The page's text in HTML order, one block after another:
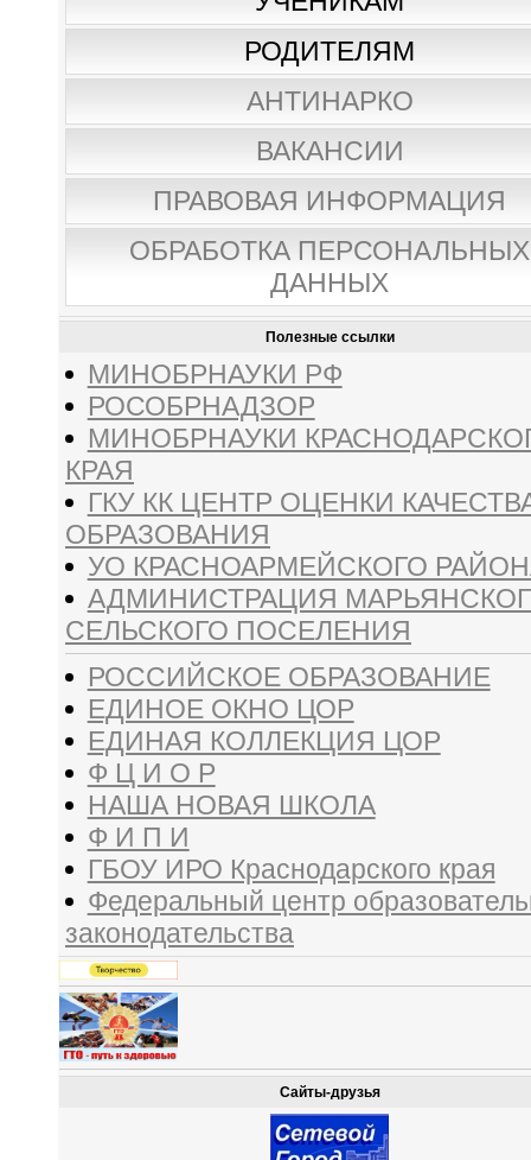
РОДИТЕЛЯМ
АНТИНАРКО
ВАКАНСИИ
ПРАВОВАЯ ИНФОРМАЦИЯ
ОБРАБОТКА ПЕРСОНАЛЬНЫХ
ДАННЫХ
Полезные ссылки
МИНОБРНАУКИ РФ
РОСОБРНАДЗОР
МИНОБРНАУКИ
КРАЯ
ГКУ КК ЦЕНТР ОЦЕНКИ
ОБРАЗОВАНИЯ
УО КРАСНОАРМЕЙСКОГО
АДМИНИСТРАЦИЯ
СЕЛЬСКОГО ПОСЕЛЕНИЯ
РОССИЙСКОЕ ОБРАЗОВАНИЕ
ЕДИНОЕ ОКНО ЦОР
ЕДИНАЯ КОЛЛЕКЦИЯ ЦОР
Ф Ц И О Р
НАША НОВАЯ ШКОЛА
Ф И П И
ГБОУ ИРО Краснодарского края
Федеральный центр
законодательства
Сайты-друзья